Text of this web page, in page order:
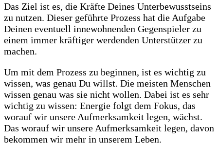
Das Ziel ist es, die Kräfte Deines Unterbewusstseins
zu nutzen. Dieser geführte Prozess hat die Aufgabe
Deinen eventuell innewohnenden Gegenspieler zu
einem immer kräftiger werdenden Unterstützer zu
machen.
Um mit dem Prozess zu beginnen, ist es wichtig zu
wissen, was genau Du willst. Die meisten Menschen
wissen genau was sie nicht wollen. Dabei ist es sehr
wichtig zu wissen: Energie folgt dem Fokus, das
worauf wir unsere Aufmerksamkeit legen, wächst.
Das worauf wir unsere Aufmerksamkeit legen, davon
bekommen wir mehr in unserem Leben.